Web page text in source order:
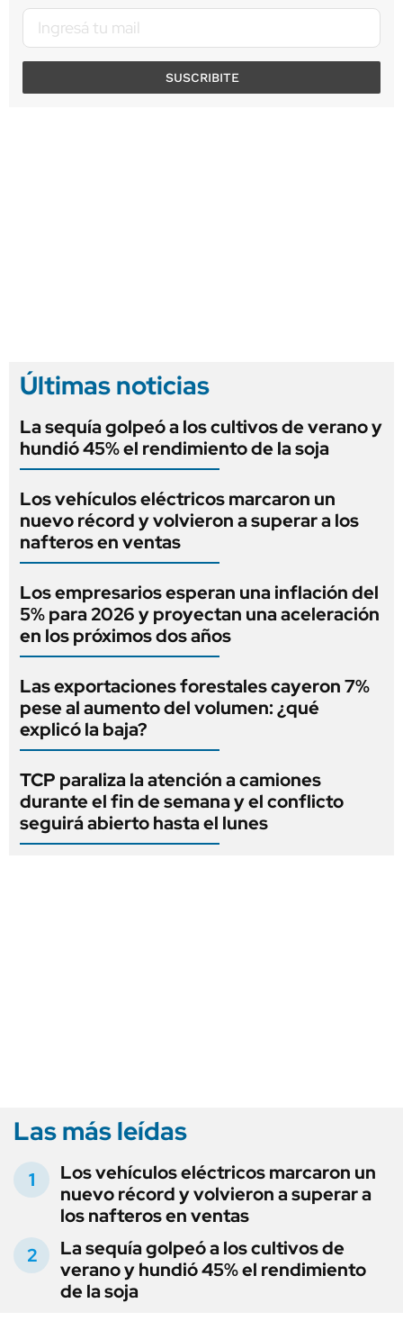
SUSCRIBITE
Últimas noticias
La sequía golpeó a los cultivos de verano y
hundió 45% el rendimiento de la soja
Los vehículos eléctricos marcaron un
nuevo récord y volvieron a superar a los
nafteros en ventas
Los empresarios esperan una inflación del
5% para 2026 y proyectan una aceleración
en los próximos dos años
Las exportaciones forestales cayeron 7%
pese al aumento del volumen: ¿qué
explicó la baja?
TCP paraliza la atención a camiones
durante el fin de semana y el conflicto
seguirá abierto hasta el lunes
Las más leídas
Los vehículos eléctricos marcaron un
nuevo récord y volvieron a superar a
los nafteros en ventas
La sequía golpeó a los cultivos de
verano y hundió 45% el rendimiento
de la soja